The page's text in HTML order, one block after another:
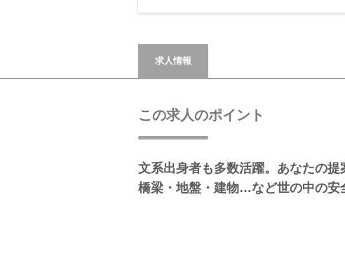
求人情報
この求人のポイント
文系出身者も多数活躍。あなたの提
橋梁・地盤・建物…など世の中の安